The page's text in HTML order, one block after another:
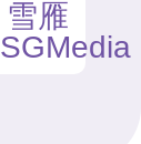
雪雁
SGMedia